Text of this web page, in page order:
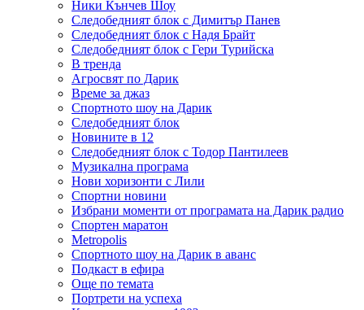
Ники Кънчев Шоу
Следобедният блок с Димитър Панев
Следобедният блок с Надя Брайт
Следобедният блок с Гери Турийска
В тренда
Агросвят по Дарик
Време за джаз
Спортното шоу на Дарик
Следобедният блок
Новините в 12
Следобедният блок с Тодор Пантилеев
Музикална програма
Нови хоризонти с Лили
Спортни новини
Избрани моменти от програмата на Дарик радио
Спортен маратон
Metropolis
Спортното шоу на Дарик в аванс
Подкаст в ефира
Още по темата
Портрети на успеха